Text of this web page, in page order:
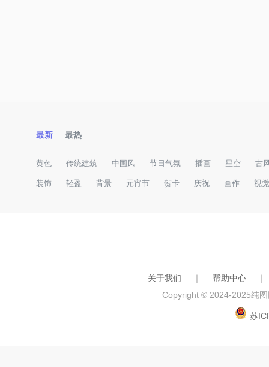
最新 最热
黄色 传统建筑 中国风 节日气氛 插画 星空 古
装饰 轻盈 背景 元宵节 贺卡 庆祝 画作 视
关于我们 ｜ 帮助中心
｜
Copyright © 2024-2025纯
苏